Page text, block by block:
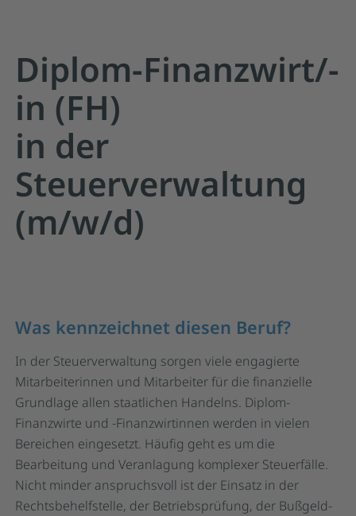
Diplom-Finanzwirt/-
in (FH)
in der
Steuerverwaltung
(m/w/d)
Was kennzeichnet diesen Beruf?
In der Steuerverwaltung sorgen viele engagierte
Mitarbeiterinnen und Mitarbeiter für die finanzielle
Grundlage allen staatlichen Handelns. Diplom-
Finanzwirte und -Finanzwirtinnen werden in vielen
Bereichen eingesetzt. Häufig geht es um die
Bearbeitung und Veranlagung komplexer Steuerfälle.
Nicht minder anspruchsvoll ist der Einsatz in der
Rechtsbehelfstelle, der Betriebsprüfung, der Bußgeld-